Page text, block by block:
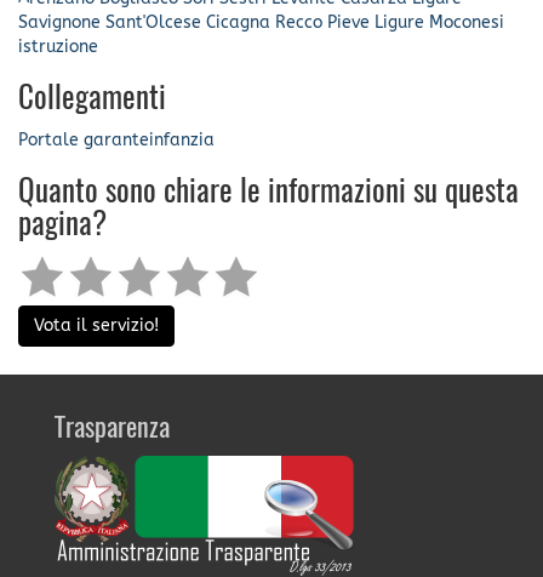
Savignone Sant'Olcese Cicagna Recco Pieve Ligure Moconesi
istruzione
Collegamenti
Portale garanteinfanzia
Quanto sono chiare le informazioni su questa
pagina?
Vota il servizio!
Trasparenza